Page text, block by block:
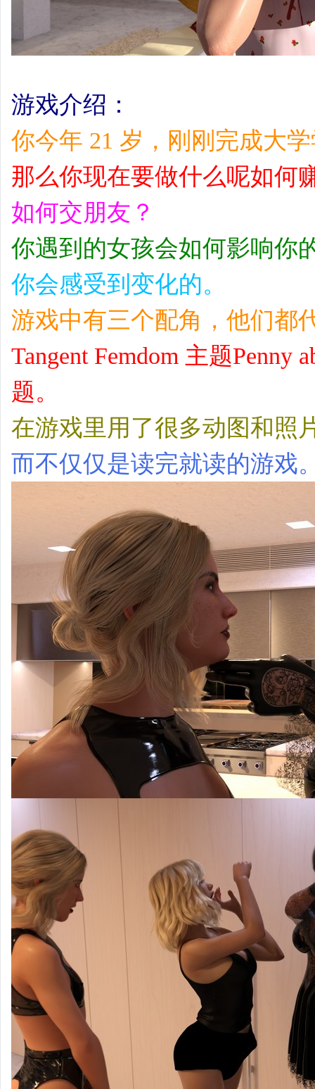
游戏介绍：
你今年 21 岁，刚刚完成大
那么你现在要做什么呢如何
如何交朋友？
你遇到的女孩会如何影响你
你会感受到变化的。
游戏中有三个配角，他们都
Tangent Femdom 主题Penny
题。
在游戏里用了很多动图和照
而不仅仅是读完就读的游戏